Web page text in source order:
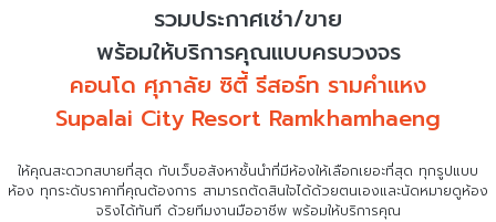
รวมประกาศเช่า/ขาย
พร้อมให้บริการคุณแบบครบวงจร
คอนโด ศุภาลัย ซิตี้ รีสอร์ท รามคำแหง
Supalai City Resort Ramkhamhaeng
ให้คุณสะดวกสบายที่สุด กับเว็บอสังหาชั้นนำที่มีห้องให้เลือกเยอะที่สุด ทุกรูปแบบ
ห้อง ทุกระดับราคาที่คุณต้องการ สามารถตัดสินใจได้ด้วยตนเองและนัดหมายดูห้อง
จริงได้ทันที ด้วยทีมงานมืออาชีพ พร้อมให้บริการคุณ